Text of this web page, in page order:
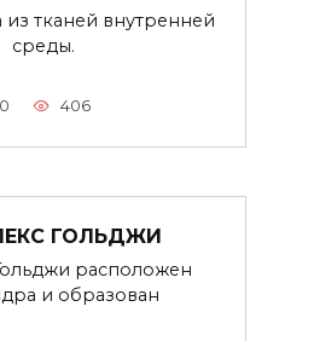
тканей внутренней
среды.
0 406
ГОЛЬДЖИ
расположен
и образован